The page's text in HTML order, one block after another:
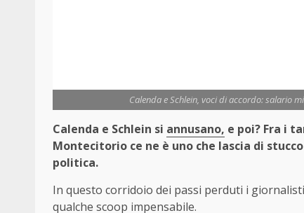
Calenda e Schlein, voci di accordo: salario
Calenda e Schlein si annusano, e poi? Fra i
Montecitorio ce ne è uno che lascia di
politica.
In questo corridoio dei passi perduti i
qualche scoop impensabile.